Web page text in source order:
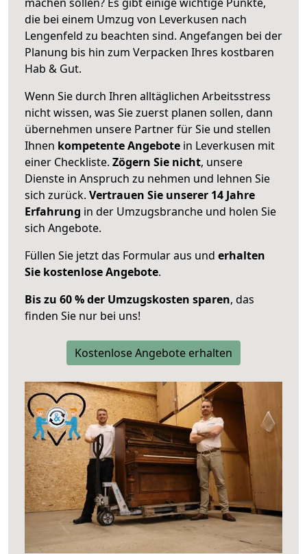
die bei einem Umzug von Leverkusen nach
Lengenfeld zu beachten sind. Angefangen bei der
Planung bis hin zum Verpacken Ihres kostbaren
Hab & Gut.
Wenn Sie durch Ihren alltäglichen Arbeitsstress
nicht wissen, was Sie zuerst planen sollen, dann
übernehmen unsere Partner für Sie und stellen
Ihnen kompetente Angebote in Leverkusen mit
einer Checkliste. Zögern Sie nicht, unsere
Dienste in Anspruch zu nehmen und lehnen Sie
sich zurück. Vertrauen Sie unserer 14 Jahre
Erfahrung in der Umzugsbranche und holen Sie
sich Angebote.
Füllen Sie jetzt das Formular aus und erhalten
Sie kostenlose Angebote.
Bis zu 60 % der Umzugskosten sparen, das
finden Sie nur bei uns!
Kostenlose Angebote erhalten